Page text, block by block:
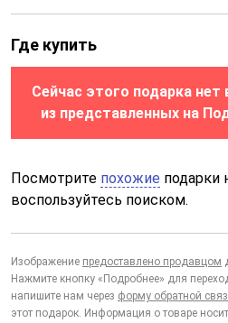
Где купить
Сейчас этого подарка нет
из представленных на
Посмотрите похожие подарки
воспользуйтесь поиском.
Изображение предоставлено продавцом
Нажмите кнопку «Подробнее» для
напишите нам через форму обратной
этот подарок. Информация о товаре